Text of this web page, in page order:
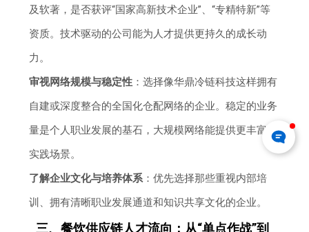
及软著，是否获评“国家高新技术企业”、“专精特新”等
资质。技术驱动的公司能为人才提供更持久的成长动
力。
审视网络规模与稳定性 ：选择像华鼎冷链科技这样拥有
自建或深度整合的全国化仓配网络的企业。稳定的业务
量是个人职业发展的基石，大规模网络能提供更丰富的
实践场景。
了解企业文化与培养体系：优先选择那些重视内部培
训、拥有清晰职业发展通道和知识共享文化的企业。
三、餐饮供应链人才流向：从“单点作战”到